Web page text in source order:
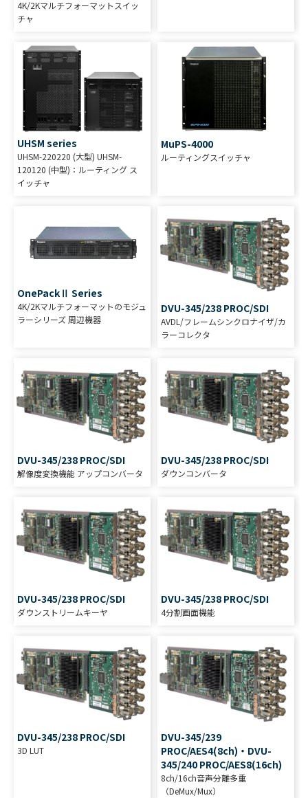
4K/2Kマルチフォーマットスイッ
チャ
UHSM series
UHSM-220220 (大型) UHSM-
120120 (中型)：ルーティング ス
イッチャ
MuPS-4000
ルーティングスイッチャ
OnePackⅡ Series
4K/2Kマルチフォーマットのモジュ
ラーシリーズ 周辺機器
DVU-345/238 PROC/SDI
AVDL/フレームシンクロナイザ/カ
ラーコレクタ
DVU-345/238 PROC/SDI
解像度変換機能 アップコンバータ
DVU-345/238 PROC/SDI
ダウンコンバータ
DVU-345/238 PROC/SDI
ダウンストリームキーヤ
DVU-345/238 PROC/SDI
4分割画面機能
DVU-345/238 PROC/SDI
3D LUT
DVU-345/239
PROC/AES4(8ch)・DVU-
345/240 PROC/AES8(16ch)
8ch/16ch音声分離多重
（DeMux/Mux）